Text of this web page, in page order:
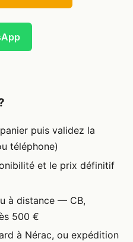
puis validez la
téléphone)
et le prix définitif
à distance — CB,
500 €
à Nérac, ou expédition